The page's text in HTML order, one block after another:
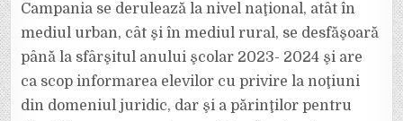
Campania se derulează la nivel naţional, atât în
mediul urban, cât şi în mediul rural, se desfăşoară
până la sfârşitul anului şcolar 2023- 2024 şi are
ca scop informarea elevilor cu privire la noţiuni
din domeniul juridic, dar şi a părinţilor pentru